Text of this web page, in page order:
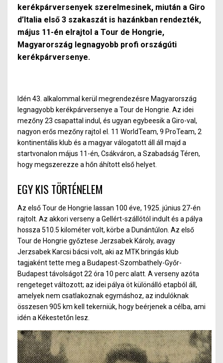
kerékpárversenyek szerelmesinek, miután a Giro
d’Italia első 3 szakaszát is hazánkban rendezték,
május 11-én elrajtol a Tour de Hongrie,
Magyarország legnagyobb profi országúti
kerékpárversenye.
Idén 43. alkalommal kerül megrendezésre Magyarország
legnagyobb kerékpárversenye a Tour de Hongrie. Az idei
mezőny 23 csapattal indul, és ugyan egybeesik a Giro-val,
nagyon erős mezőny rajtol el. 11 WorldTeam, 9 ProTeam, 2
kontinentális klub és a magyar válogatott áll áll majd a
startvonalon május 11-én, Csákváron, a Szabadság Téren,
hogy megszerezze a hőn áhított első helyet.
EGY KIS TÖRTÉNELEM
Az első Tour de Hongrie lassan 100 éve, 1925. június 27-én
rajtolt. Az akkori verseny a Gellért-szállótól indult és a pálya
hossza 510.5 kilométer volt, körbe a Dunántúlon. Az első
Tour de Hongrie győztese Jerzsabek Károly, avagy
Jerzsabek Karcsi bácsi volt, aki az MTK bringás klub
tagjaként tette meg a Budapest-Szombathely-Győr-
Budapest távolságot 22 óra 10 perc alatt. A verseny azóta
rengeteget változott; az idei pálya öt különálló etapból áll,
amelyek nem csatlakoznak egymáshoz, az indulóknak
összesen 905 km kell tekerniük, hogy beérjenek a célba, ami
idén a Kékestetőn lesz.